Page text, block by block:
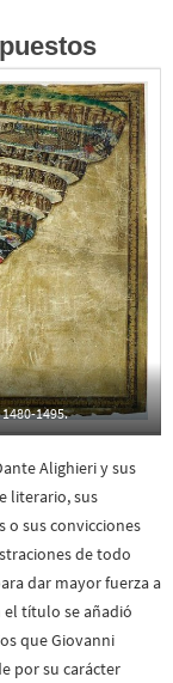
1495.
Alighieri y sus
literario, sus
o sus convicciones
de todo
dar mayor fuerza a
título se añadió
que Giovanni
por su carácter